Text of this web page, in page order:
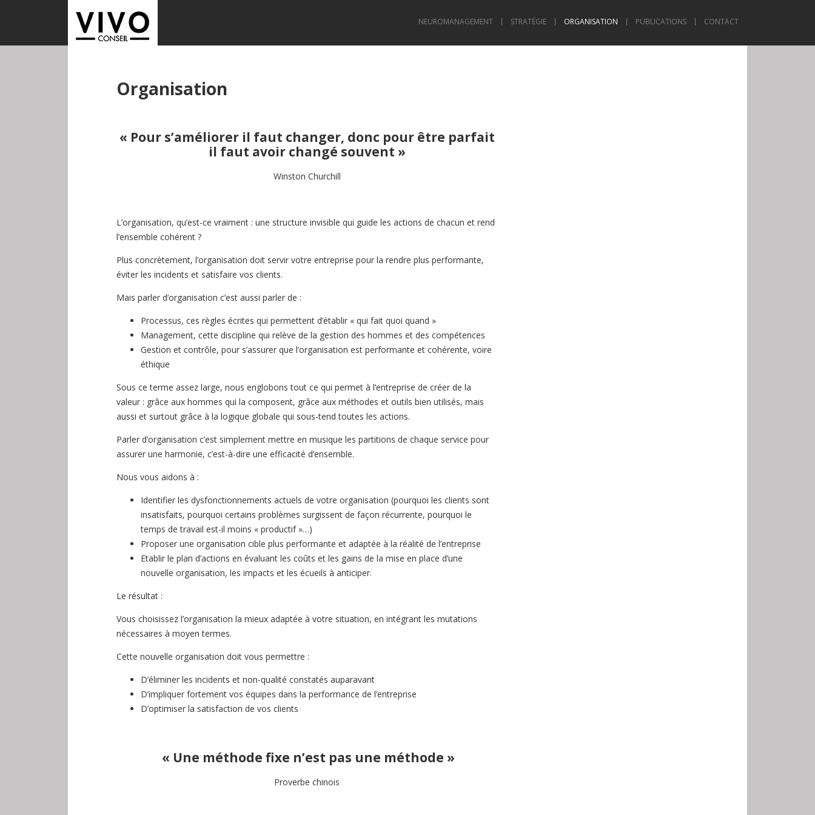
NEUROMANAGEMENT STRATÉGIE ORGANISATION PUBLICATIONS CONTACT
Organisation
« Pour s’améliorer il faut changer, donc pour être parfait
il faut avoir changé souvent »
Winston Churchill
L’organisation, qu’est-ce vraiment : une structure invisible qui guide les actions de chacun et rend
l’ensemble cohérent ?
Plus concrètement, l’organisation doit servir votre entreprise pour la rendre plus performante,
éviter les incidents et satisfaire vos clients.
Mais parler d’organisation c’est aussi parler de :
Processus, ces règles écrites qui permettent d’établir « qui fait quoi quand »
Management, cette discipline qui relève de la gestion des hommes et des compétences
Gestion et contrôle, pour s’assurer que l’organisation est performante et cohérente, voire
éthique
Sous ce terme assez large, nous englobons tout ce qui permet à l’entreprise de créer de la
valeur : grâce aux hommes qui la composent, grâce aux méthodes et outils bien utilisés, mais
aussi et surtout grâce à la logique globale qui sous-tend toutes les actions.
Parler d’organisation c’est simplement mettre en musique les partitions de chaque service pour
assurer une harmonie, c’est-à-dire une efficacité d’ensemble.
Nous vous aidons à :
Identifier les dysfonctionnements actuels de votre organisation (pourquoi les clients sont
insatisfaits, pourquoi certains problèmes surgissent de façon récurrente, pourquoi le
temps de travail est-il moins « productif »…)
Proposer une organisation cible plus performante et adaptée à la réalité de l’entreprise
Etablir le plan d’actions en évaluant les coûts et les gains de la mise en place d’une
nouvelle organisation, les impacts et les écueils à anticiper.
Le résultat :
Vous choisissez l’organisation la mieux adaptée à votre situation, en intégrant les mutations
nécessaires à moyen termes.
Cette nouvelle organisation doit vous permettre :
D’éliminer les incidents et non-qualité constatés auparavant
D’impliquer fortement vos équipes dans la performance de l’entreprise
D’optimiser la satisfaction de vos clients
« Une méthode fixe n’est pas une méthode »
Proverbe chinois